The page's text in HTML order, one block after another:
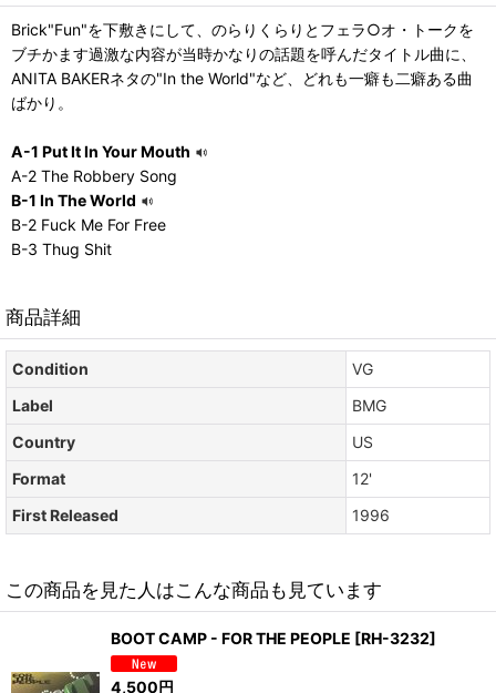
Brick"Fun"を下敷きにして、のらりくらりとフェラ○オ・トークを
ブチかます過激な内容が当時かなりの話題を呼んだタイトル曲に、
ANITA BAKERネタの"In the World"など、どれも一癖も二癖ある曲
ばかり。
A-1 Put It In Your Mouth
A-2 The Robbery Song
B-1 In The World
B-2 Fuck Me For Free
B-3 Thug Shit
商品詳細
Condition
VG
Label
BMG
Country
US
Format
12'
First Released
1996
この商品を見た人はこんな商品も見ています
BOOT CAMP - FOR THE PEOPLE [RH-3232]
4,500円